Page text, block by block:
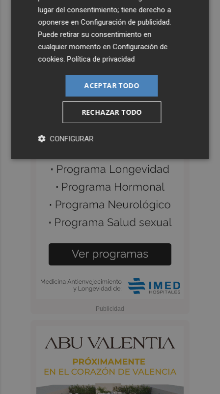
lugar del consentimiento; tiene derecho a
oponerse enConfiguración de publicidad.
Puede retirar su consentimiento en
cualquier momento enConfiguración de
cookies.Política de privacidad
ACEPTAR TODO
RECHAZAR TODO
CONFIGURAR